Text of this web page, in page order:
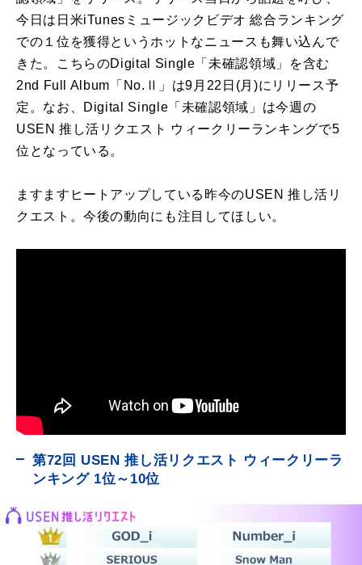
今日は日米iTunesミュージックビデオ 総合ランキング
での１位を獲得というホットなニュースも舞い込んで
きた。こちらのDigital Single「未確認領域」を含む
2nd Full Album「No.Ⅱ」は9月22日(月)にリリース予
定。なお、Digital Single「未確認領域」は今週の
USEN 推し活リクエスト ウィークリーランキングで5
位となっている。
ますますヒートアップしている昨今のUSEN 推し活リ
クエスト。今後の動向にも注目してほしい。
第72回 USEN 推し活リクエスト ウィークリーラ
ンキング 1位～10位